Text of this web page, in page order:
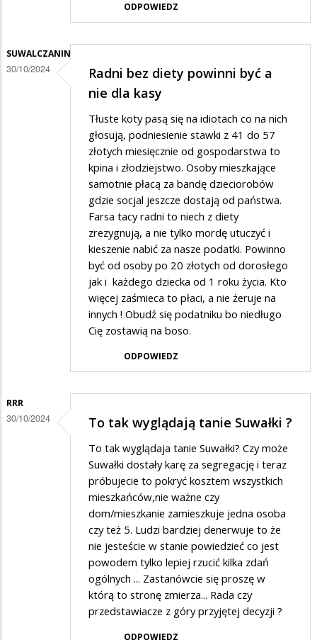
ODPOWIEDZ
SUWALCZANIN
30/10/2024
Radni bez diety powinni być a
nie dla kasy
Tłuste koty pasą się na idiotach co na nich
głosują, podniesienie stawki z 41 do 57
złotych miesięcznie od gospodarstwa to
kpina i złodziejstwo. Osoby mieszkające
samotnie płacą za bandę dzieciorobów
gdzie socjal jeszcze dostają od państwa.
Farsa tacy radni to niech z diety
zrezygnują, a nie tylko mordę utuczyć i
kieszenie nabić za nasze podatki. Powinno
być od osoby po 20 złotych od dorosłego
jak i każdego dziecka od 1 roku życia. Kto
więcej zaśmieca to płaci, a nie żeruje na
innych ! Obudź się podatniku bo niedługo
Cię zostawią na boso.
ODPOWIEDZ
RRR
30/10/2024 To tak wyglądają tanie Suwałki ?
To tak wyglądaja tanie Suwałki? Czy może
Suwałki dostały karę za segregację i teraz
próbujecie to pokryć kosztem wszystkich
mieszkańców,nie ważne czy
dom/mieszkanie zamieszkuje jedna osoba
czy też 5. Ludzi bardziej denerwuje to że
nie jesteście w stanie powiedzieć co jest
powodem tylko lepiej rzucić kilka zdań
ogólnych ... Zastanówcie się proszę w
którą to stronę zmierza... Rada czy
przedstawiacze z góry przyjętej decyzji ?
ODPOWIEDZ